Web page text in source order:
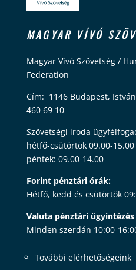
MAGYAR VÍVÓ
Magyar Vívó Szövetség /
Federation
Cím: 1146 Budapest,
460 69 10
Szövetségi iroda
hétfő-csütörtök 09.00-15.00
péntek: 09.00-14.00
Forint pénztári órák:
Hétfő, kedd és csütörtök
Valuta pénztári
Minden szerdán 10:00-
További elérhetőségeink